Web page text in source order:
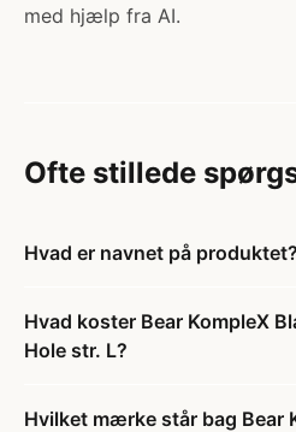
med hjælp fra AI.
Ofte stillede
Hvad er navnet på produktet?
Hvad koster Bear KompleX
Hole str. L?
Hvilket mærke står bag Bear